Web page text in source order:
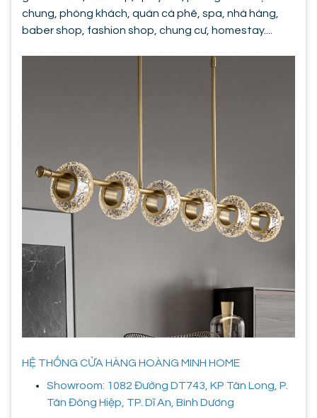
chung, phòng khách, quán cà phê, spa, nhà hàng,
baber shop, fashion shop, chung cư, homestay....
HỆ THỐNG CỬA HÀNG HOÀNG MINH HOME
Showroom: 1082 Đường DT743, KP Tân Long, P.
Tân Đông Hiệp, TP. Dĩ An, Bình Dương